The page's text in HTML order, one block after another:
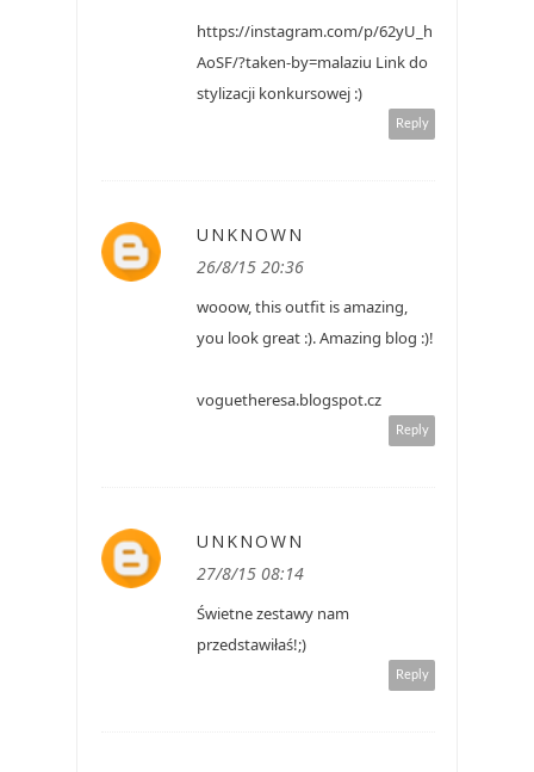
https://instagram.com/p/62yU_h
AoSF/?taken-by=malaziu Link do
stylizacji konkursowej :)
Reply
UNKNOWN
26/8/15 20:36
wooow, this outfit is amazing,
you look great :). Amazing blog :)!
voguetheresa.blogspot.cz
Reply
UNKNOWN
27/8/15 08:14
Świetne zestawy nam
przedstawiłaś!;)
Reply